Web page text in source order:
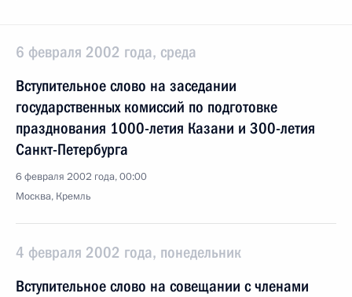
6 февраля 2002 года, среда
Вступительное слово на заседании
государственных комиссий по подготовке
празднования 1000-летия Казани и 300-летия
Санкт-Петербурга
6 февраля 2002 года, 00:00
Москва, Кремль
4 февраля 2002 года, понедельник
Вступительное слово на совещании с членами